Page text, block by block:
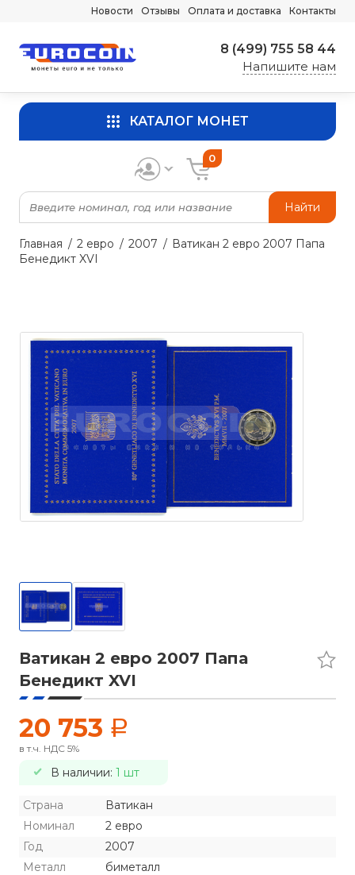
Новости Отзывы Оплата и доставка Контакты
8 (499) 755 58 44
Напишите нам
КАТАЛОГ МОНЕТ
Найти
0
Главная 2 евро 2007
Ватикан 2 евро 2007 Папа
Бенедикт XVI
Ватикан 2 евро 2007 Папа
Бенедикт XVI
20 753 a
в т.ч. НДС 5%
В наличии: 1 шт
Страна
Ватикан
Номинал
2 евро
Год
2007
Металл
биметалл